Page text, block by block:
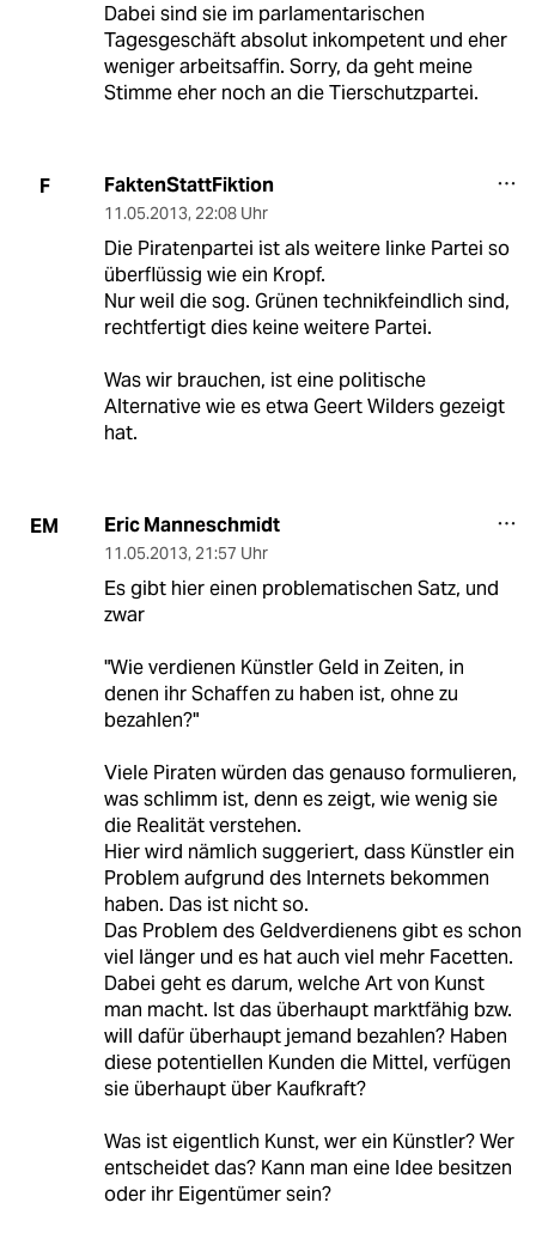
Dabei sind sie im parlamentarischen
Tagesgeschäft absolut inkompetent und eher
weniger arbeitsaffin. Sorry, da geht meine
Stimme eher noch an die Tierschutzpartei.
F FaktenStattFiktion
11.05.2013, 22:08 Uhr
Die Piratenpartei ist als weitere linke Partei so
überflüssig wie ein Kropf.
Nur weil die sog. Grünen technikfeindlich sind,
rechtfertigt dies keine weitere Partei.
Was wir brauchen, ist eine politische
Alternative wie es etwa Geert Wilders gezeigt
hat.
EM Eric Manneschmidt
11.05.2013, 21:57 Uhr
Es gibt hier einen problematischen Satz, und
zwar
"Wie verdienen Künstler Geld in Zeiten, in
denen ihr Schaffen zu haben ist, ohne zu
bezahlen?"
Viele Piraten würden das genauso formulieren,
was schlimm ist, denn es zeigt, wie wenig sie
die Realität verstehen.
Hier wird nämlich suggeriert, dass Künstler ein
Problem aufgrund des Internets bekommen
haben. Das ist nicht so.
Das Problem des Geldverdienens gibt es schon
viel länger und es hat auch viel mehr Facetten.
Dabei geht es darum, welche Art von Kunst
man macht. Ist das überhaupt marktfähig bzw.
will dafür überhaupt jemand bezahlen? Haben
diese potentiellen Kunden die Mittel, verfügen
sie überhaupt über Kaufkraft?
Was ist eigentlich Kunst, wer ein Künstler? Wer
entscheidet das? Kann man eine Idee besitzen
oder ihr Eigentümer sein?